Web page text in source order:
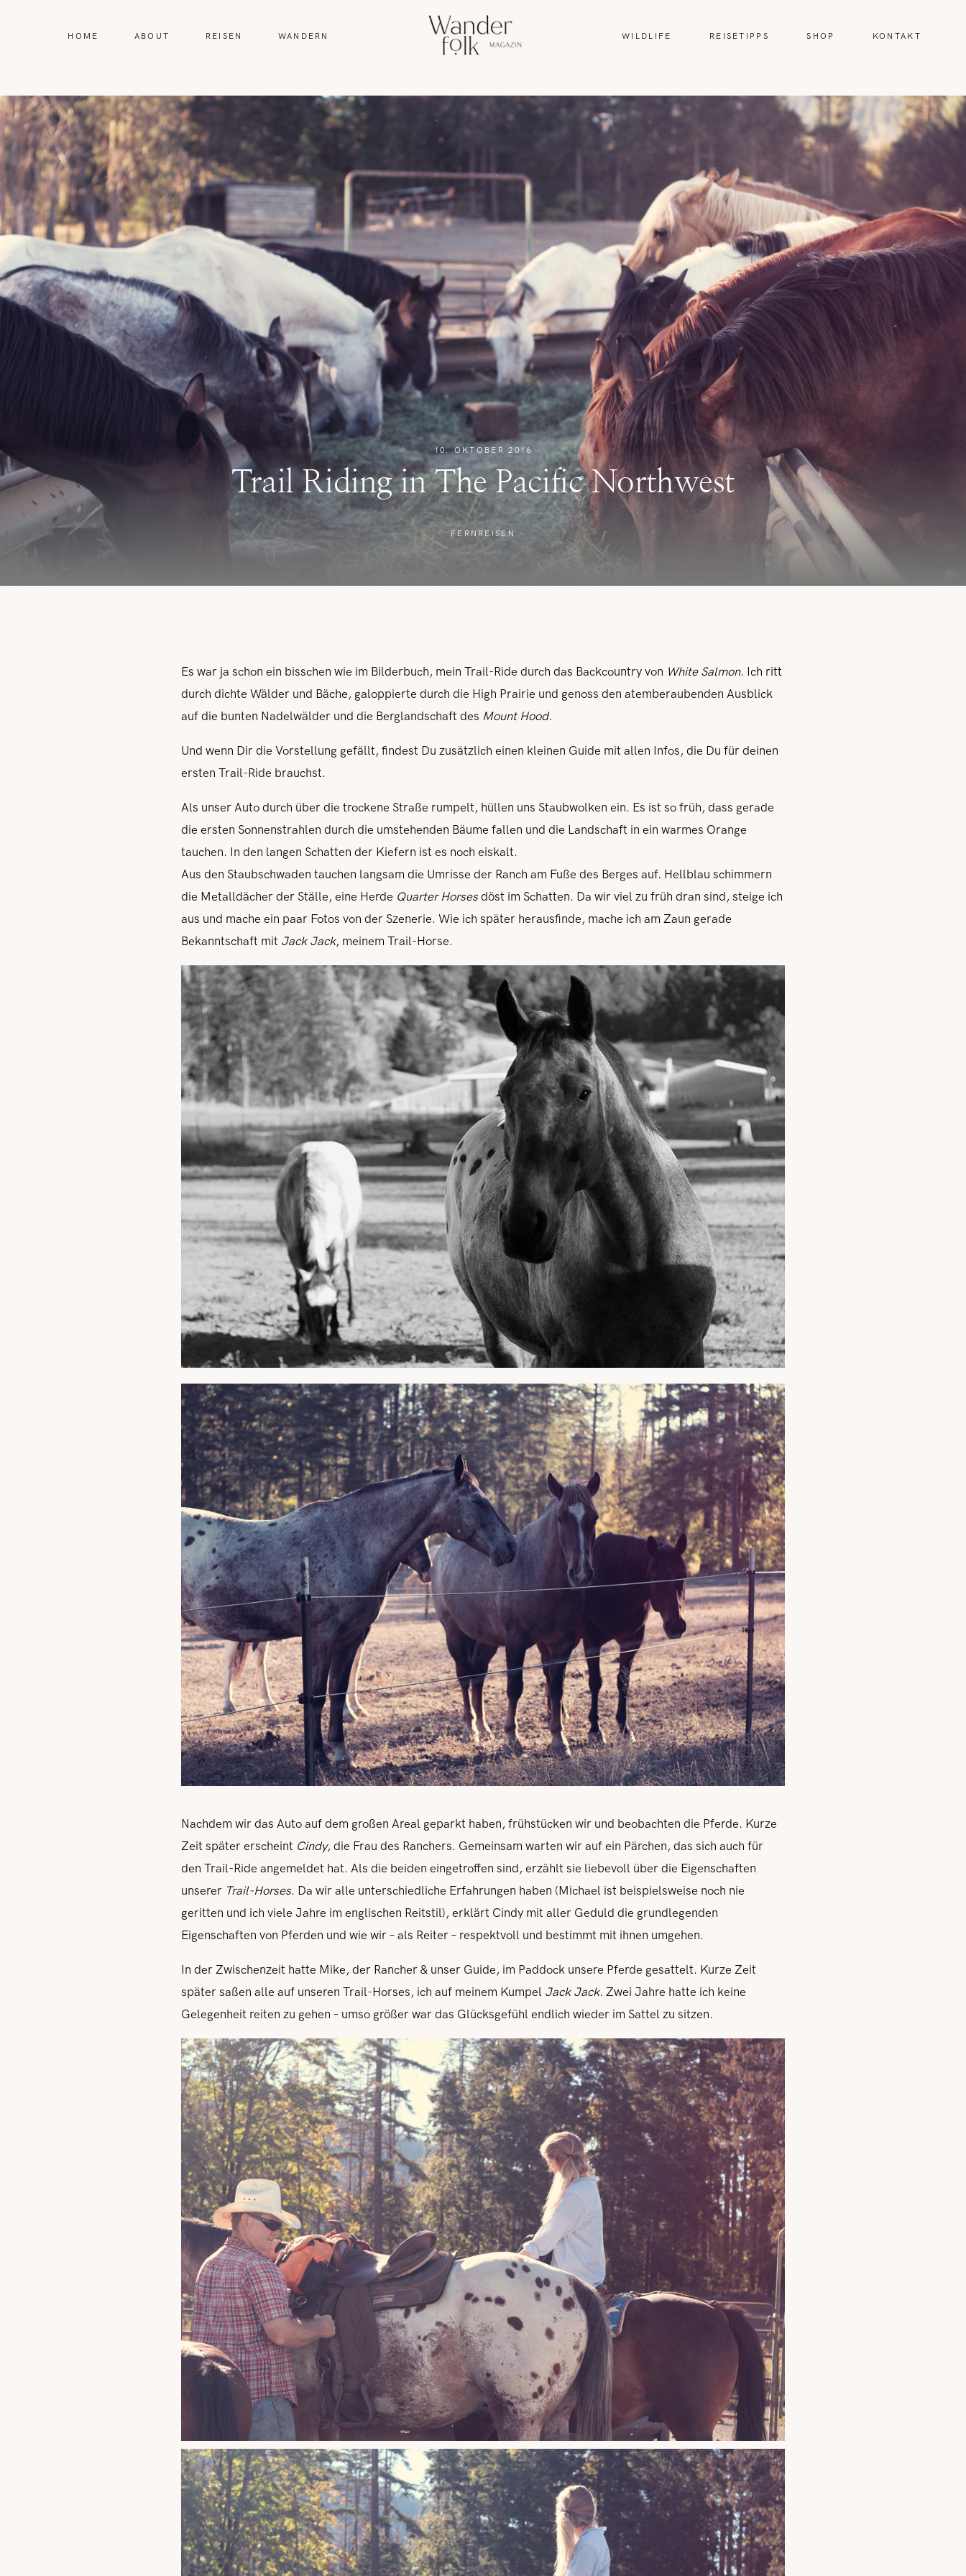
HOME ABOUT REISEN WANDERN WILDLIFE REISETIPPS SHOP KONTAKT
10. OKTOBER 2016
Trail Riding in The Pacific Northwest
FERNREISEN
Es war ja schon ein bisschen wie im Bilderbuch, mein Trail-Ride durch das Backcountry von White Salmon. Ich ritt
durch dichte Wälder und Bäche, galoppierte durch die High Prairie und genoss den atemberaubenden Ausblick
auf die bunten Nadelwälder und die Berglandschaft des Mount Hood.
Und wenn Dir die Vorstellung gefällt, findest Du zusätzlich einen kleinen Guide mit allen Infos, die Du für deinen
ersten Trail-Ride brauchst.
Als unser Auto durch über die trockene Straße rumpelt, hüllen uns Staubwolken ein. Es ist so früh, dass gerade
die ersten Sonnenstrahlen durch die umstehenden Bäume fallen und die Landschaft in ein warmes Orange
tauchen. In den langen Schatten der Kiefern ist es noch eiskalt.
Aus den Staubschwaden tauchen langsam die Umrisse der Ranch am Fuße des Berges auf. Hellblau schimmern
die Metalldächer der Ställe, eine Herde Quarter Horsesdöst im Schatten. Da wir viel zu früh dran sind, steige ich
aus und mache ein paar Fotos von der Szenerie. Wie ich später herausfinde, mache ich am Zaun gerade
Bekanntschaft mit Jack Jack, meinem Trail-Horse.
Nachdem wir das Auto auf dem großen Areal geparkt haben, frühstücken wir und beobachten die Pferde. Kurze
Zeit später erscheint Cindy, die Frau des Ranchers. Gemeinsam warten wir auf ein Pärchen, das sich auch für
den Trail-Ride angemeldet hat. Als die beiden eingetroffen sind, erzählt sie liebevoll über die Eigenschaften
unserer Trail-Horses. Da wir alle unterschiedliche Erfahrungen haben (Michael ist beispielsweise noch nie
geritten und ich viele Jahre im englischen Reitstil), erklärt Cindy mit aller Geduld die grundlegenden
Eigenschaften von Pferden und wie wir – als Reiter – respektvoll und bestimmt mit ihnen umgehen.
In der Zwischenzeit hatte Mike, der Rancher & unser Guide, im Paddock unsere Pferde gesattelt. Kurze Zeit
später saßen alle auf unseren Trail-Horses, ich auf meinem Kumpel Jack Jack. Zwei Jahre hatte ich keine
Gelegenheit reiten zu gehen – umso größer war das Glücksgefühl endlich wieder im Sattel zu sitzen.
REISEN
WANDERN
WILDLIFE
REISETIPPS
SHOP